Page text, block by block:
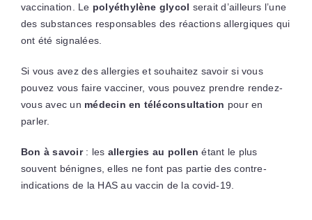
vaccination. Le polyéthylène glycol serait d’ailleurs l’une
des substances responsables des réactions allergiques qui
ont été signalées.
Si vous avez des allergies et souhaitez savoir si vous
pouvez vous faire vacciner, vous pouvez prendre rendez-
vous avec un médecin en téléconsultation pour en
parler.
Bon à savoir: les allergies au pollen étant le plus
souvent bénignes, elles ne font pas partie des contre-
indications de la HAS au vaccin de la covid-19.